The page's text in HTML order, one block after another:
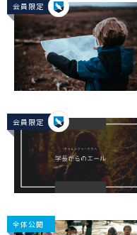
会員限定
会員限定
全体公開